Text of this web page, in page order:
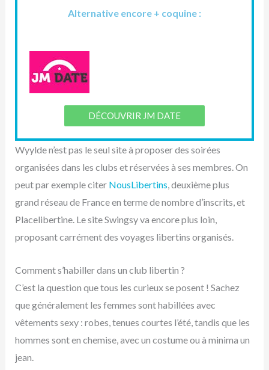
Alternative encore + coquine :
DÉCOUVRIR JM DATE
Wyylde n’est pas le seul site à proposer des soirées
organisées dans les clubs et réservées à ses membres. On
peut par exemple citer NousLibertins, deuxième plus
grand réseau de France en terme de nombre d’inscrits, et
Placelibertine. Le site Swingsy va encore plus loin,
proposant carrément des voyages libertins organisés.
Comment s’habiller dans un club libertin ?
C’est la question que tous les curieux se posent ! Sachez
que généralement les femmes sont habillées avec
vêtements sexy : robes, tenues courtes l’été, tandis que les
hommes sont en chemise, avec un costume ou à minima un
jean.